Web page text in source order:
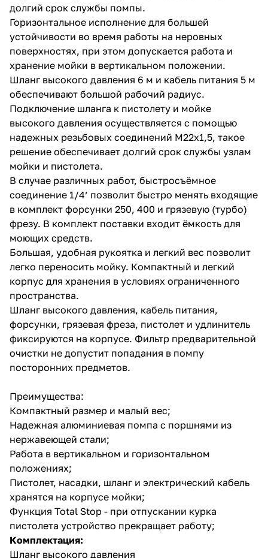
долгий срок службы помпы.
Горизонтальное исполнение для большей
устойчивости во время работы на неровных
поверхностях, при этом допускается работа и
хранение мойки в вертикальном положении.
Шланг высокого давления 6 м и кабель питания 5 м
обеспечивают большой рабочий радиус.
Подключение шланга к пистолету и мойке
высокого давления осуществляется с помощью
надежных резьбовых соединений М22х1,5, такое
решение обеспечивает долгий срок службы узлам
мойки и пистолета.
В случае различных работ, быстросъёмное
соединение 1/4’ позволит быстро менять входящие
в комплект форсунки 250, 400 и грязевую (турбо)
фрезу. В комплект поставки входит ёмкость для
моющих средств.
Большая, удобная рукоятка и легкий вес позволит
легко переносить мойку. Компактный и легкий
корпус для хранения в условиях ограниченного
пространства.
Шланг высокого давления, кабель питания,
форсунки, грязевая фреза, пистолет и удлинитель
фиксируются на корпусе. Фильтр предварительной
очистки не допустит попадания в помпу
посторонних предметов.
Преимущества:
Компактный размер и малый вес;
Надежная алюминиевая помпа с поршнями из
нержавеющей стали;
Работа в вертикальном и горизонтальном
положениях;
Пистолет, насадки, шланг и электрический кабель
хранятся на корпусе мойки;
Функция Total Stop - при отпускании курка
пистолета устройство прекращает работу;
Комплектация:
Шланг высокого давления
раз в 2 недели